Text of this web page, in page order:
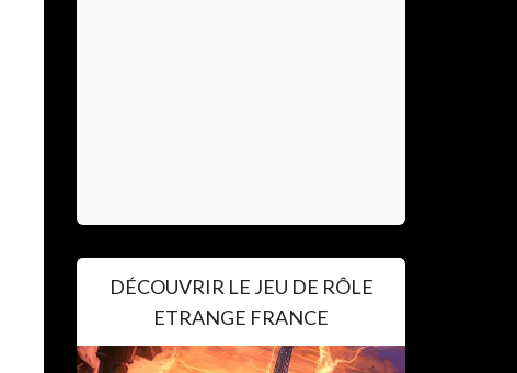
DÉCOUVRIR LE JEU DE RÔLE
ETRANGE FRANCE